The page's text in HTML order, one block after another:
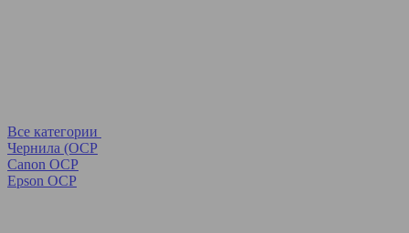
Все категории
Чернила (OCP
Canon OCP
Epson OCP